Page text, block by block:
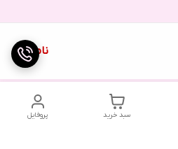
ناموجود
پروفایل سبد خرید